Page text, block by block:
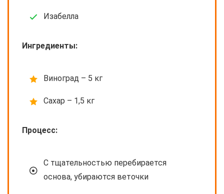
Изабелла
Ингредиенты:
Виноград – 5 кг
Сахар – 1,5 кг
Процесс:
С тщательностью перебирается
основа, убираются веточки